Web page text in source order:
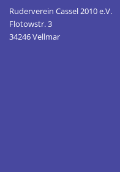
Ruderverein Cassel 2010 e.V.
Flotowstr. 3
34246 Vellmar